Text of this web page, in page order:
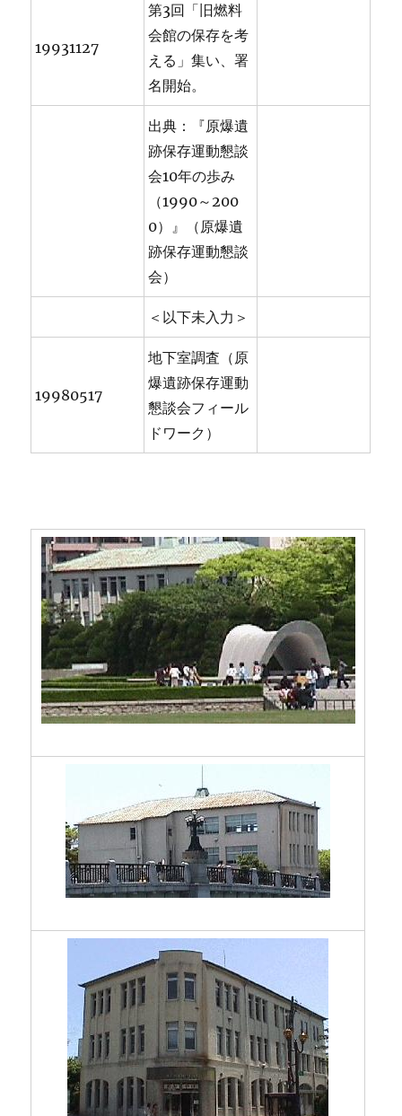
19931127
第3回「旧燃料
会館の保存を考
える」集い、署
名開始。
出典：『原爆遺
跡保存運動懇談
会10年の歩み
（1990～200
0）』（原爆遺
跡保存運動懇談
会）
＜以下未入力＞
19980517
地下室調査（原
爆遺跡保存運動
懇談会フィール
ドワーク）